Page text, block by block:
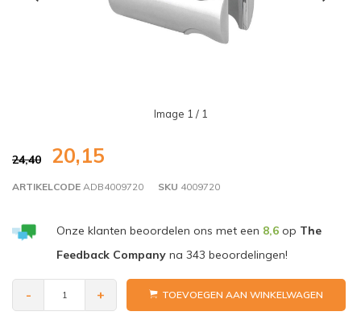
Image 1 / 1
24,40 20,15
ARTIKELCODE ADB4009720 SKU 4009720
Onze klanten beoordelen ons met een 8,6op The
Feedback Companyna 343 beoordelingen!
- + TOEVOEGEN AAN WINKELWAGEN